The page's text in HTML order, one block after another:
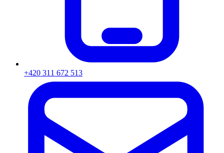
+420 311 672 513